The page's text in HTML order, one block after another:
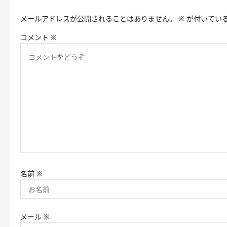
ョ
メールアドレスが公開されることはありません。 ※ が付いてい
コメント ※
名前 ※
メール ※